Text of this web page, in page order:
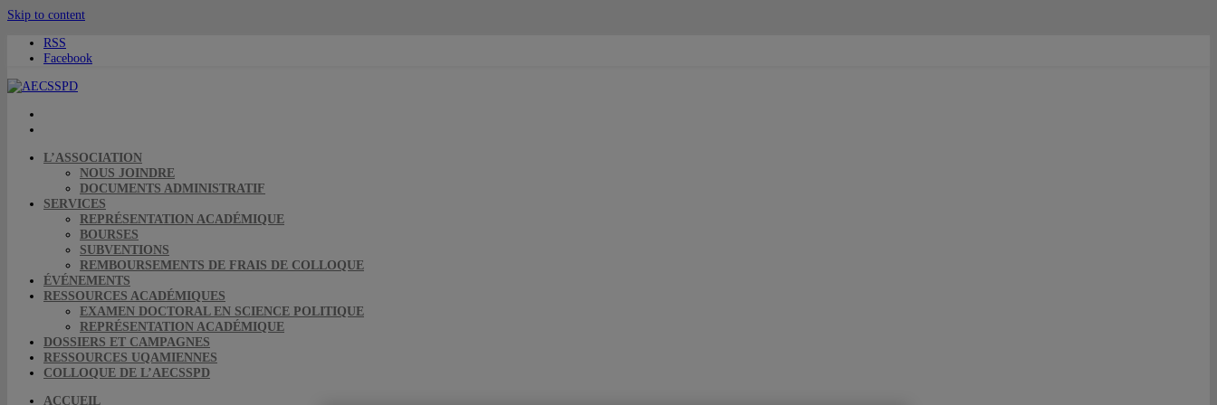
Skip to content
RSS
Facebook
L’ASSOCIATION
NOUS JOINDRE
DOCUMENTS ADMINISTRATIF
SERVICES
REPRÉSENTATION ACADÉMIQUE
BOURSES
SUBVENTIONS
REMBOURSEMENTS DE FRAIS DE COLLOQUE
ÉVÉNEMENTS
RESSOURCES ACADÉMIQUES
EXAMEN DOCTORAL EN SCIENCE POLITIQUE
REPRÉSENTATION ACADÉMIQUE
DOSSIERS ET CAMPAGNES
RESSOURCES UQAMIENNES
COLLOQUE DE L’AECSSPD
ACCUEIL